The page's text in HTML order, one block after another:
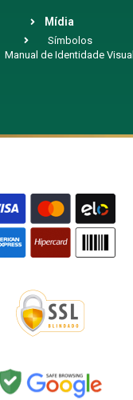
Mídia
Símbolos
Manual de Identidade Visual